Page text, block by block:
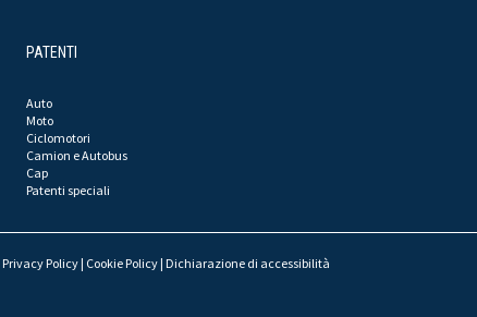
PATENTI
Auto
Moto
Ciclomotori
Camion e Autobus
Cap
Patenti speciali
Privacy Policy | Cookie Policy | Dichiarazione di accessibilità